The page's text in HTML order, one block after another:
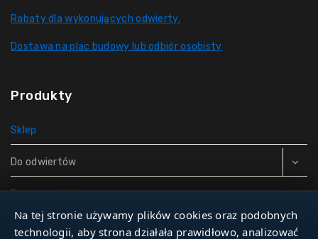
Rabaty dla wykonujących odwierty.
Dostawa na plac budowy lub odbiór osobisty
Produkty
Sklep
Do odwiertów
Rury do studni
Zbiorniki hydroforowe
Na tej stronie używamy plików cookies oraz podobnych
technologii, aby strona działała prawidłowo, analizować